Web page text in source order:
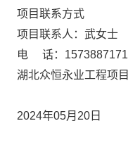
项目联系方式
项目联系人：武女士
电
话：
湖北众恒永业工程项
2024年05月20日